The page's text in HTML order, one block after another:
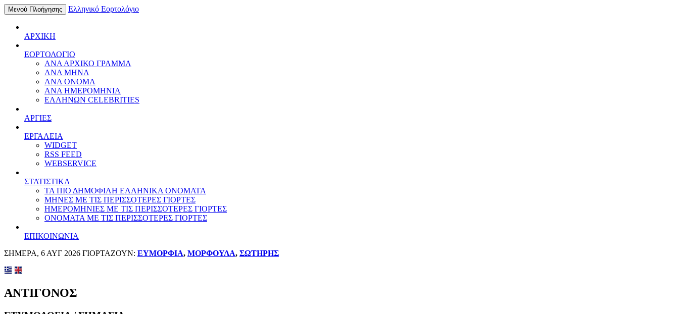
Μενού Πλοήγησης Ελληνικό Εορτολόγιο
ΑΡΧΙΚΗ
ΕΟΡΤΟΛΟΓΙΟ
ΑΝΑ ΑΡΧΙΚΟ ΓΡΑΜΜΑ
ΑΝΑ ΜΗΝΑ
ΑΝΑ ΟΝΟΜΑ
ΑΝΑ ΗΜΕΡΟΜΗΝΙΑ
ΕΛΛΗΝΩΝ CELEBRITIES
ΑΡΓΙΕΣ
ΕΡΓΑΛΕΙΑ
WIDGET
RSS FEED
WEBSERVICE
ΣΤΑΤΙΣΤΙΚΑ
ΤΑ ΠΙΟ ΔΗΜΟΦΙΛΗ ΕΛΛΗΝΙΚΑ ΟΝΟΜΑΤΑ
ΜΗΝΕΣ ΜΕ ΤΙΣ ΠΕΡΙΣΣΟΤΕΡΕΣ ΓΙΟΡΤΕΣ
ΗΜΕΡΟΜΗΝΙΕΣ ΜΕ ΤΙΣ ΠΕΡΙΣΣΟΤΕΡΕΣ ΓΙΟΡΤΕΣ
ΟΝΟΜΑΤΑ ΜΕ ΤΙΣ ΠΕΡΙΣΣΟΤΕΡΕΣ ΓΙΟΡΤΕΣ
ΕΠΙΚΟΙΝΩΝΙΑ
ΣΗΜΕΡΑ, 6 ΑΥΓ 2026 ΓΙΟΡΤΑΖΟΥΝ: ΕΥΜΟΡΦΙΑ, ΜΟΡΦΟΥΛΑ, ΣΩΤΗΡΗΣ
ΑΝΤΙΓΟΝΟΣ